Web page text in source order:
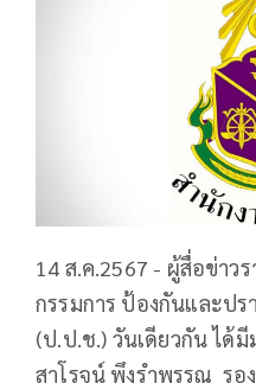
14 ส.ค.2567 - ผู้สื่อข่าว
กรรมการ ป้องกันและป
(ป.ป.ช.) วันเดียวกัน ได้
สาโรจน์ พึงรำพรรณ รอ